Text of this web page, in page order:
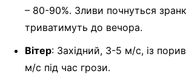
– 80-90%. Зливи почнуться
триватимуть до вечора.
Вітер: Західний, 3-5 м/с, із
м/с під час грози.